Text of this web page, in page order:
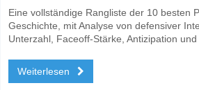
Eine vollständige Rangliste der 10 besten
Geschichte, mit Analyse von defensiver
Unterzahl, Faceoff-Stärke, Antizipation und
Weiterlesen